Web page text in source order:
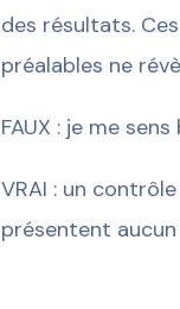
des résultats.
préalables ne
FAUX : je me
VRAI : un
présentent